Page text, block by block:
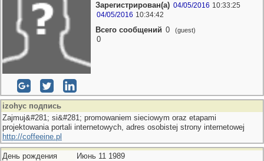
Зарегистрирован(а) 04/05/2016 10:33:25
04/05/2016 10:34:42
Всего сообщений 0 (guest)
0
izohyc подпись
Zajmuj&#281; si&#281; promowaniem sieciowym oraz etapami
projektowania portali internetowych, adres osobistej strony internetowej
http://coffeeine.pl
День рождения
Июнь 11 1989